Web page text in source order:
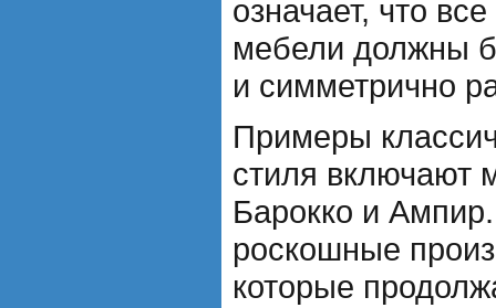
означает, что
мебели должны
и симметрично
Примеры
стиля включают
Барокко и
роскошные
которые